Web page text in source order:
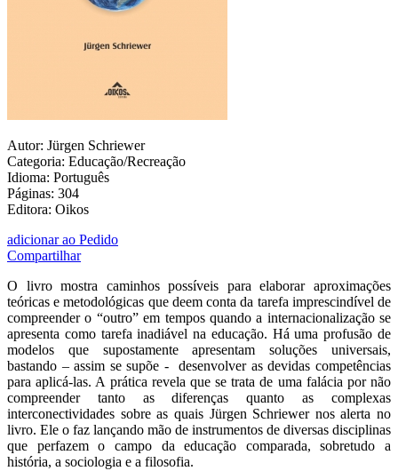
Autor: Jürgen Schriewer
Categoria: Educação/Recreação
Idioma: Português
Páginas: 304
Editora: Oikos
adicionar ao Pedido
Compartilhar
O livro mostra caminhos possíveis para elaborar aproximações
teóricas e metodológicas que deem conta da tarefa imprescindível de
compreender o “outro” em tempos quando a internacionalização se
apresenta como tarefa inadiável na educação. Há uma profusão de
modelos que supostamente apresentam soluções universais,
bastando – assim se supõe - desenvolver as devidas competências
para aplicá-las. A prática revela que se trata de uma falácia por não
compreender tanto as diferenças quanto as complexas
interconectividades sobre as quais Jürgen Schriewer nos alerta no
livro. Ele o faz lançando mão de instrumentos de diversas disciplinas
que perfazem o campo da educação comparada, sobretudo a
história, a sociologia e a filosofia.